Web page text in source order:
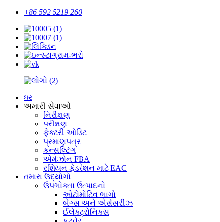
+86 592 5219 260
ઘર
અમારી સેવાઓ
નિરીક્ષણ
પરીક્ષણ
ફેક્ટરી ઓડિટ
પ્રમાણપત્ર
કન્સલ્ટિંગ
એમેઝોન FBA
રશિયન ફેડરેશન માટે EAC
તમારા ઉદ્યોગો
ઉપભોક્તા ઉત્પાદનો
ઓટોમોટિવ ભાગો
બેગ્સ અને એસેસરીઝ
ઈલેક્ટ્રોનિક્સ